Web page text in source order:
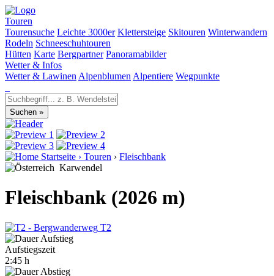
Touren
Tourensuche Leichte 3000er Klettersteige Skitouren Winterwandern
Rodeln Schneeschuhtouren
Hütten Karte Bergpartner Panoramabilder
Wetter & Infos
Wetter & Lawinen Alpenblumen Alpentiere Wegpunkte
Startseite › Touren › Fleischbank
Karwendel
Fleischbank (2026 m)
T2
Aufstiegszeit
2:45 h